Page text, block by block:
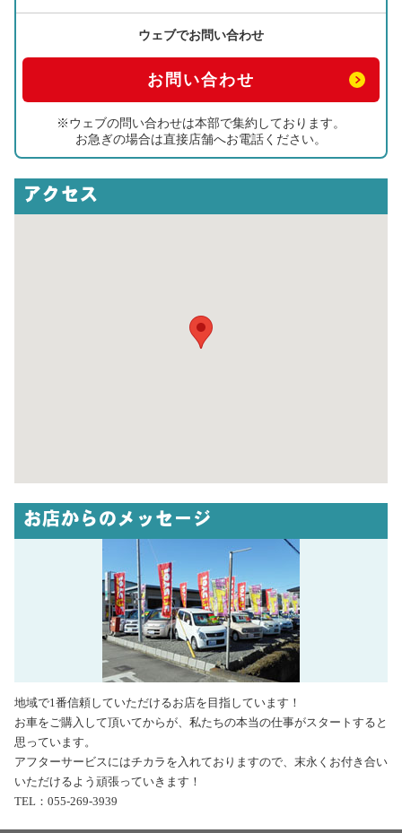
ウェブでお問い合わせ
お問い合わせ
※ウェブの問い合わせは本部で集約しております。
お急ぎの場合は直接店舗へお電話ください。
アクセス
お店からのメッセージ
地域で1番信頼していただけるお店を目指しています！
お車をご購入して頂いてからが、私たちの本当の仕事がスタートすると
思っています。
アフターサービスにはチカラを入れておりますので、末永くお付き合い
いただけるよう頑張っていきます！
TEL：055-269-3939